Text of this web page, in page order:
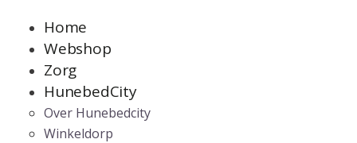
Home
Webshop
Zorg
HunebedCity
Over Hunebedcity
Winkeldorp